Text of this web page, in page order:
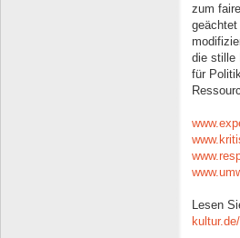
zum
die stille
für
Lesen